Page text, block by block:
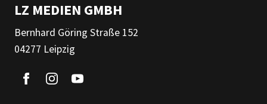
LZ MEDIEN GMBH
Bernhard Göring Straße 152
04277 Leipzig